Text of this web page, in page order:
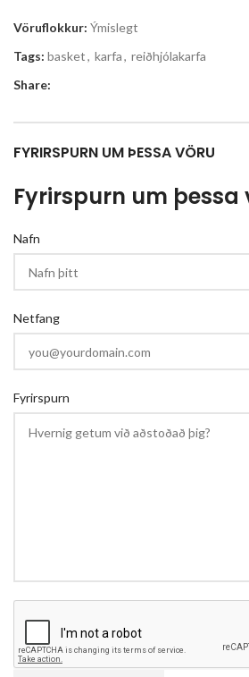
Vöruflokkur: Ýmislegt
Tags: basket, karfa, reiðhjólakarfa
Share:
FYRIRSPURN UM ÞESSA VÖRU
Fyrirspurn um þessa
Nafn
Netfang
Fyrirspurn